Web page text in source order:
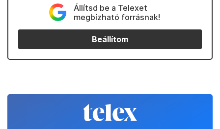
Állítsd be a Telexet
megbízható forrásnak!
Beállítom